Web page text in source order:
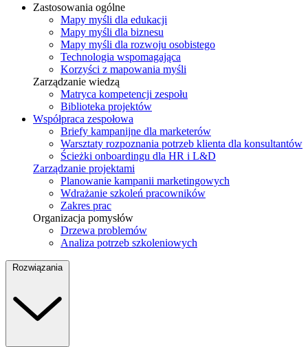
Zastosowania ogólne
Mapy myśli dla edukacji
Mapy myśli dla biznesu
Mapy myśli dla rozwoju osobistego
Technologia wspomagająca
Korzyści z mapowania myśli
Zarządzanie wiedzą
Matryca kompetencji zespołu
Biblioteka projektów
Współpraca zespołowa
Briefy kampanijne dla marketerów
Warsztaty rozpoznania potrzeb klienta dla konsultantów
Ścieżki onboardingu dla HR i L&D
Zarządzanie projektami
Planowanie kampanii marketingowych
Wdrażanie szkoleń pracowników
Zakres prac
Organizacja pomysłów
Drzewa problemów
Analiza potrzeb szkoleniowych
Rozwiązania